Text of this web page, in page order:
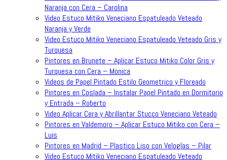
Naranja con Cera – Carolina
Video Estuco Mitiko Veneciano Espatuleado Veteado
Naranja y Verde
Video Estuco Mitiko Veneciano Espatuleado Veteado Gris y
Turquesa
Pintores en Brunete – Aplicar Estuco Mitiko Color Gris y
Turquesa con Cera – Monica
Videos de Papel Pintado Estilo Geometrico y Floreado
Pintores en Coslada – Instalar Papel Pintado en Dormitorio
y Entrada – Roberto
Video Aplicar Cera y Abrillantar Stucco Veneciano Veteado
Pintores en Valdemoro – Aplicar Estuco Mitiko con Cera –
Luis
Pintores en Madrid – Plastico Liso con Veloglas – Pilar
Video Estuco Mitiko Veneciano Espatuleado Veteado